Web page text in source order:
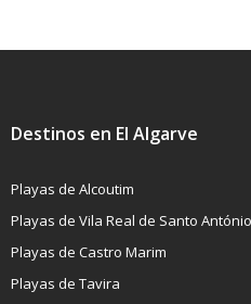
Destinos en El Algarve
Playas de Alcoutim
Playas de Vila Real de Santo António
Playas de Castro Marim
Playas de Tavira